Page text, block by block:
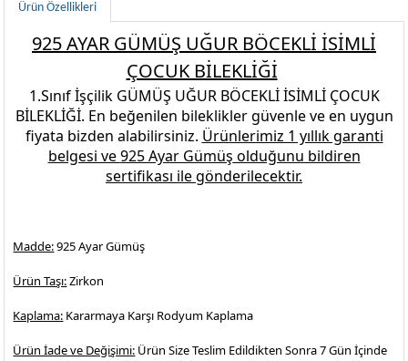
Ürün Özellikleri
925 AYAR GÜMÜŞ UĞUR BÖCEKLİ İSİMLİ
ÇOCUK BİLEKLİĞİ
1.Sınıf İşçilik GÜMÜŞ UĞUR BÖCEKLİ İSİMLİ ÇOCUK
BİLEKLİĞİ. En beğenilen bilekliklergüvenle ve en uygun
fiyata bizden alabilirsiniz. Ürünlerimiz 1 yıllık garanti
belgesi ve925 Ayar Gümüş olduğunu bildiren
sertifikası ile gönderilecektir.
Madde:925 Ayar Gümüş
Ürün Taşı:Zirkon
Kaplama: Kararmaya Karşı Rodyum Kaplama
Ürün İade ve Değişimi: Ürün Size Teslim Edildikten Sonra 7 Gün İçinde